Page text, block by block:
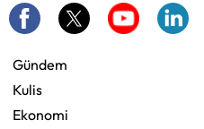
Gündem
Kulis
Ekonomi